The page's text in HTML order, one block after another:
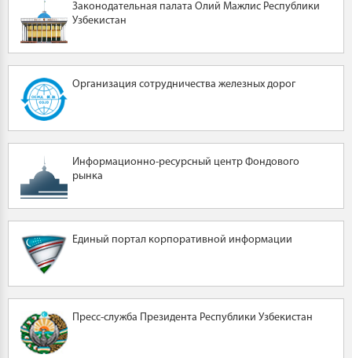
Законодательная палата Олий Мажлис Республики
Узбекистан
Организация сотрудничества железных дорог
Информационно-ресурсный центр Фондового
рынка
Единый портал корпоративной информации
Пресс-служба Президента Республики Узбекистан